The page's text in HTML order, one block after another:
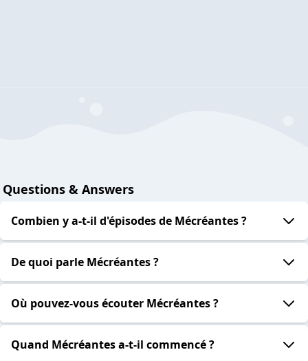
Questions & Answers
Combien y a-t-il d'épisodes de Mécréantes ?
De quoi parle Mécréantes ?
Où pouvez-vous écouter Mécréantes ?
Quand Mécréantes a-t-il commencé ?